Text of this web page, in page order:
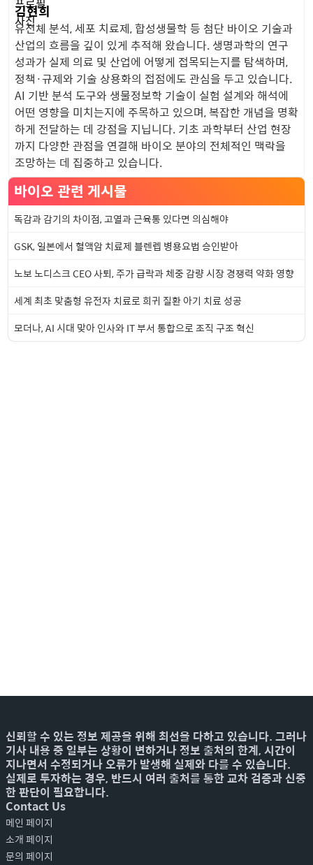
김현희
유전체 분석, 세포 치료제, 합성생물학 등 첨단 바이오 기술과
산업의 흐름을 깊이 있게 추적해 왔습니다. 생명과학의 연구
성과가 실제 의료 및 산업에 어떻게 접목되는지를 탐색하며,
정책·규제와 기술 상용화의 접점에도 관심을 두고 있습니다.
AI 기반 분석 도구와 생물정보학 기술이 실험 설계와 해석에
어떤 영향을 미치는지에 주목하고 있으며, 복잡한 개념을 명확
하게 전달하는 데 강점을 지닙니다. 기초 과학부터 산업 현장
까지 다양한 관점을 연결해 바이오 분야의 전체적인 맥락을
조망하는 데 집중하고 있습니다.
바이오 관련 게시물
독감과 감기의 차이점, 고열과 근육통 있다면 의심해야
GSK, 일본에서 혈액암 치료제 블렌렙 병용요법 승인받아
노보 노디스크 CEO 사퇴, 주가 급락과 체중 감량 시장 경쟁력 약화 영향
세계 최초 맞춤형 유전자 치료로 희귀 질환 아기 치료 성공
모더나, AI 시대 맞아 인사와 IT 부서 통합으로 조직 구조 혁신
신뢰할 수 있는 정보 제공을 위해 최선을 다하고 있습니다. 그러나
기사 내용 중 일부는 상황이 변하거나 정보 출처의 한계, 시간이
지나면서 수정되거나 오류가 발생해 실제와 다를 수 있습니다.
실제로 투자하는 경우, 반드시 여러 출처를 통한 교차 검증과 신중
한 판단이 필요합니다.
Contact Us
메인 페이지
소개 페이지
문의 페이지